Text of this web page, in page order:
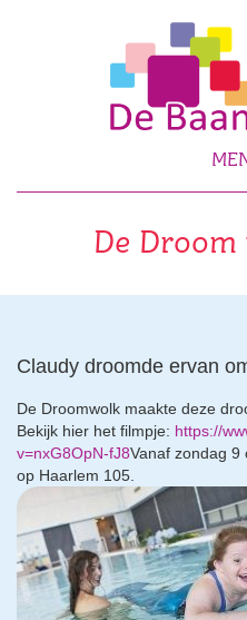
De
Claudy droomde ervan
De Droomwolk maakte deze
Bekijk hier het filmpje: https://
v=nxG8OpN-fJ8Vanaf zondag 9
op Haarlem 105.